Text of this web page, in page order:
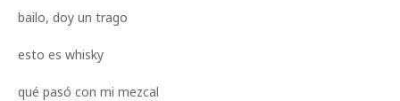
bailo, doy un trago
esto es whisky
qué pasó con mi mezcal